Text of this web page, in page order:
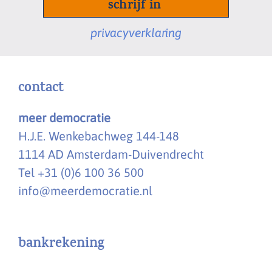
privacyverklaring
contact
meer democratie
H.J.E. Wenkebachweg 144-148
1114 AD Amsterdam-Duivendrecht
Tel +31 (0)6 100 36 500
info@meerdemocratie.nl
bankrekening